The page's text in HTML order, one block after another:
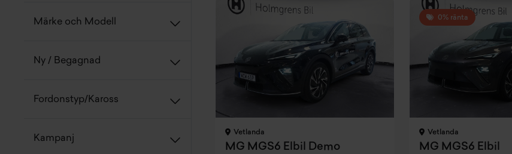
Märke och Modell
Ny / Begagnad
Fordonstyp/Kaross
Kampanj
Vetlanda
MG MGS6 Elbil Demo
0% ränta
Vetlanda
MG MGS6 Elbil